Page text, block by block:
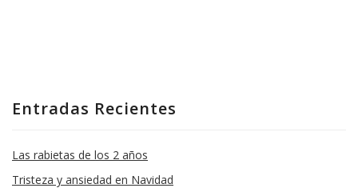
Entradas Recientes
Las rabietas de los 2 años
Tristeza y ansiedad en Navidad